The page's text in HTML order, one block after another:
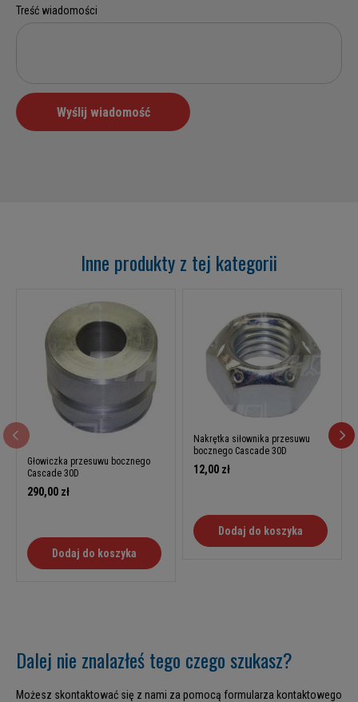
Inne produkty z tej kategorii
Głowiczka przesuwu bocznego
Cascade 30D
290,00 zł
Dodaj do koszyka
Nakrętka siłownika przesuwu
bocznego Cascade 30D
12,00 zł
Dodaj do koszyka
Dalej nie znalazłeś tego czego szukasz?
Możesz skontaktować się z nami za pomocą formularza kontaktowego